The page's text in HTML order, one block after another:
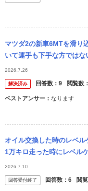
マツダ2の新車6MTを滑り
いて運手も下手な方では
てから約1ヶ月、通勤車で
んが...
2026.7.26
解決済み 回答数： 9 閲覧数：
ベストアンサー： なります
オイル交換した時のレベ
1万キロ走った時にレベル
減るのおかしいですが？ 5
2026.7.10
回答受付終了 回答数： 6 閲